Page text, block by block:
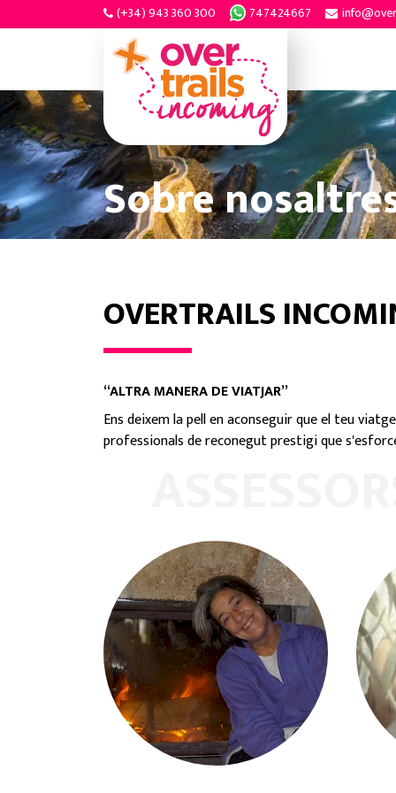
(+34) 943 360 300 747424667
Sobre
OVERTRAILS
“ALTRA MANERA DE VIATJAR”
Ens deixem la pell en aconseguir que el teu
professionals de reconegut prestigi que